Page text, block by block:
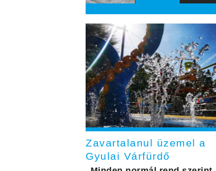
Zavartalanul üzemel a
Gyulai Várfürdő